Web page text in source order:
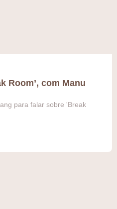
Room’, com Manu
para falar sobre 'Break